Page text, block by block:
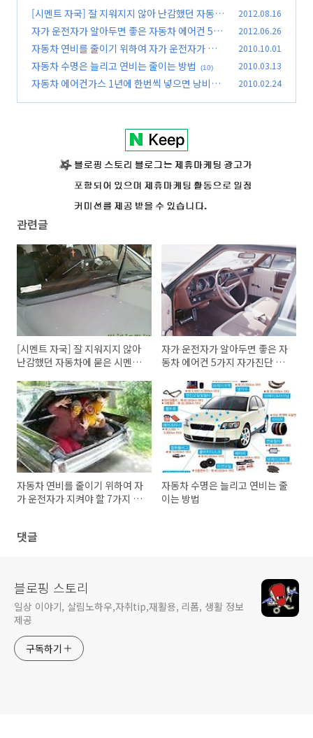
[시멘트 자국] 잘 지워지지 않아 난감했던 자동차
에 묻은 시멘트 자국 제거방법
(23)
2012.08.16
자가 운전자가 알아두면 좋은 자동차 에어컨 5가
지 자가진단 방법
(31)
2012.06.26
자동차 연비를 줄이기 위하여 자가 운전자가 지켜
야 할 7가지 습관 (40)
2010.10.01
자동차 수명은 늘리고 연비는 줄이는 방법 (10) 2010.03.13
자동차 에어컨가스 1년에 한번씩 넣으면 낭비인
2010.02.24
관련글
[시멘트 자국] 잘 지워지지 않아
난감했던 자동차에 묻은 시멘트
자가 운전자가 알아두면 좋은 자
동차 에어컨 5가지 자가진단 방
자동차 연비를 줄이기 위하여 자
가 운전자가 지켜야 할 7가지 습
자동차 수명은 늘리고 연비는 줄
이는 방법
댓글
블로핑 스토리
일상 이야기, 살림노하우,자취tip,재활용, 리폼, 생활 정보
제공
구독하기